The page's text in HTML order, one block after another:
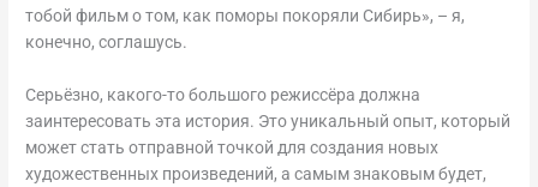
тобой фильм о том, как поморы покоряли Сибирь», – я,
конечно, соглашусь.
Серьёзно, какого-то большого режиссёра должна
заинтересовать эта история. Это уникальный опыт, который
может стать отправной точкой для создания новых
художественных произведений, а самым знаковым будет,